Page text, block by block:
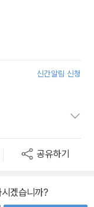
신간알림 신청
공유하기
겠습니까?